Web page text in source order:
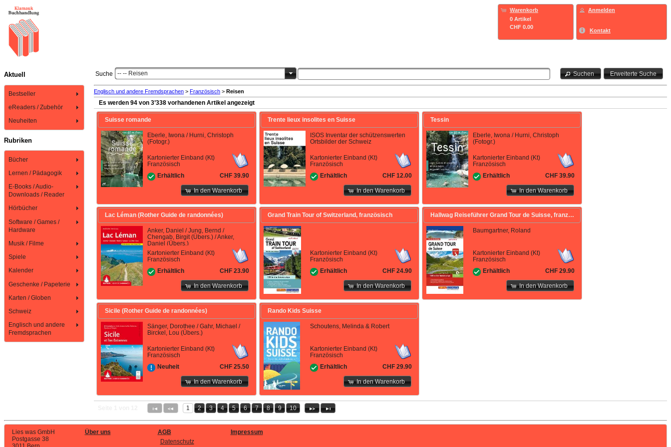
Warenkorb
0 Artikel
CHF 0.00
Anmelden
Kontakt
Aktuell
Bestseller
eReaders / Zubehör
Neuheiten
Rubriken
Bücher
Lernen / Pädagogik
E-Books / Audio-
Downloads / Reader
Hörbücher
Software / Games /
Hardware
Musik / Filme
Spiele
Kalender
Geschenke / Papeterie
Karten / Globen
Schweiz
Englisch und andere
Fremdsprachen
Suche -- -- Reisen Suchen Erweiterte Suche
Englisch und andere Fremdsprachen > Französisch > Reisen
Es werden 94 von 3’338 vorhandenen Artikel angezeigt
Suisse romande
Eberle, Iwona / Hurni, Christoph
(Fotogr.)
Kartonierter Einband (Kt)
Französisch
Erhältlich
CHF 39.90
In den Warenkorb
Trente lieux insolites en Suisse
ISOS Inventar der schützenswerten
Ortsbilder der Schweiz
Kartonierter Einband (Kt)
Französisch
Erhältlich
CHF 12.00
In den Warenkorb
Tessin
Eberle, Iwona / Hurni, Christoph
(Fotogr.)
Kartonierter Einband (Kt)
Französisch
Erhältlich
CHF 39.90
In den Warenkorb
Lac Léman (Rother Guide de randonnées)
Anker, Daniel / Jung, Bernd /
Chengab, Birgit (Übers.) / Anker,
Daniel (Übers.)
Kartonierter Einband (Kt)
Französisch
Erhältlich
CHF 23.90
In den Warenkorb
Grand Train Tour of Switzerland, französisch
Kartonierter Einband (Kt)
Französisch
Erhältlich
CHF 24.90
In den Warenkorb
Hallwag Reiseführer Grand Tour de Suisse, französische Ausgabe
Baumgartner, Roland
Kartonierter Einband (Kt)
Französisch
Erhältlich
CHF 29.90
In den Warenkorb
Sicile (Rother Guide de randonnées)
Sänger, Dorothee / Gahr, Michael /
Birckel, Lou (Übers.)
Kartonierter Einband (Kt)
Französisch
Neuheit
CHF 25.50
In den Warenkorb
Rando Kids Suisse
Schoutens, Melinda & Robert
Kartonierter Einband (Kt)
Französisch
Erhältlich
CHF 29.90
In den Warenkorb
1 2 3 4 5 6 7 8 9 10
Lies was GmbH
Postgasse 38
Über uns
AGB
Datenschutz
Impressum